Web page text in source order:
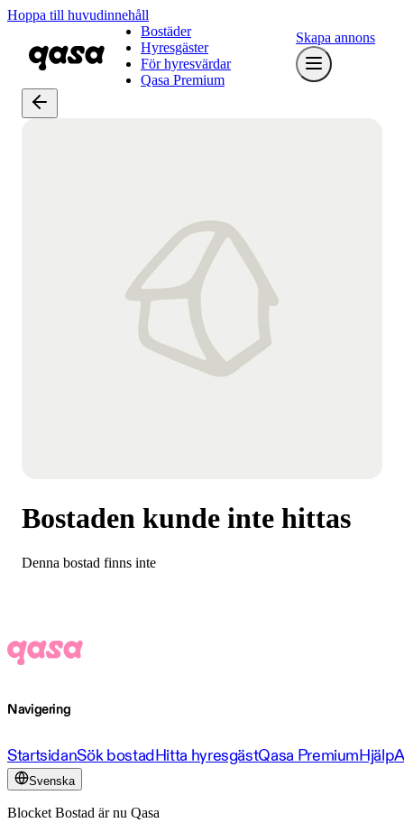
Hoppa till huvudinnehåll
Bostäder
Hyresgäster
För hyresvärdar
Qasa Premium
Skapa annons
Bostaden kunde inte hittas
Denna bostad finns inte
Navigering
StartsidanSök bostadHitta hyresgästQasa PremiumHjälp
Svenska
Blocket Bostad är nu Qasa